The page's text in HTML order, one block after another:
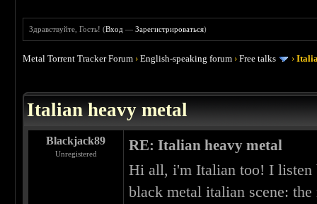
Здравствуйте, Гость! (Вход —Зарегистрироваться)
Metal Torrent Tracker Forum ›English-speaking forum ›Free talks ›
Italian heavy metal
Blackjack89
Unregistered
RE: Italian heavy metal
Hi all, i'm Italian too! I listen
black metal italian scene: